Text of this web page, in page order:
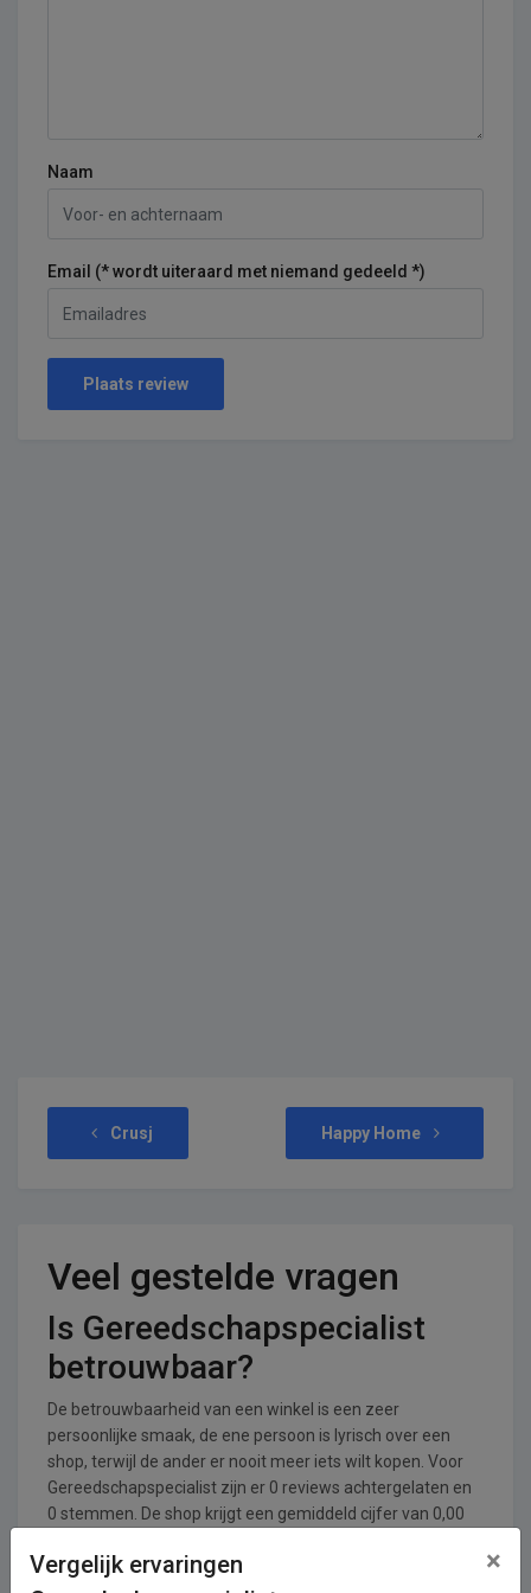
Naam
Email (* wordt uiteraard met niemand gedeeld *)
Plaats review
Crusj Happy Home
Veel gestelde vragen
Is Gereedschapspecialist
betrouwbaar?
De betrouwbaarheid van een winkel is een zeer
persoonlijke smaak, de ene persoon is lyrisch over een
shop, terwijl de ander er nooit meer iets wilt kopen. Voor
Gereedschapspecialist zijn er 0 reviews achtergelaten en
0 stemmen. De shop krijgt een gemiddeld cijfer van 0,00
Vergelijk ervaringen
×